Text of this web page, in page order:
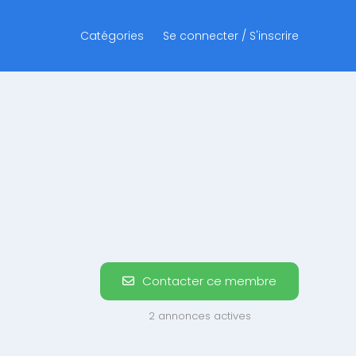
Catégories Se connecter / S'inscrire
Contacter ce membre
2 annonces actives